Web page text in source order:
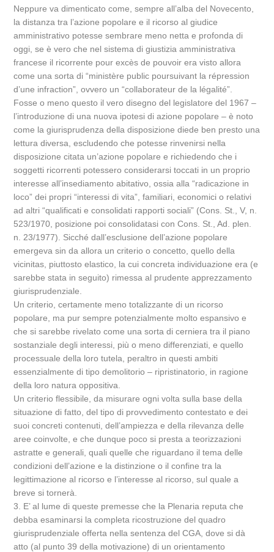
Neppure va dimenticato come, sempre all’alba del Novecento,
la distanza tra l’azione popolare e il ricorso al giudice
amministrativo potesse sembrare meno netta e profonda di
oggi, se è vero che nel sistema di giustizia amministrativa
francese il ricorrente pour excès de pouvoir era visto allora
come una sorta di “ministère public poursuivant la répression
d’une infraction”, ovvero un “collaborateur de la légalité”.
Fosse o meno questo il vero disegno del legislatore del 1967 –
l’introduzione di una nuova ipotesi di azione popolare – è noto
come la giurisprudenza della disposizione diede ben presto una
lettura diversa, escludendo che potesse rinvenirsi nella
disposizione citata un’azione popolare e richiedendo che i
soggetti ricorrenti potessero considerarsi toccati in un proprio
interesse all’insediamento abitativo, ossia alla “radicazione in
loco” dei propri “interessi di vita”, familiari, economici o relativi
ad altri “qualificati e consolidati rapporti sociali” (Cons. St., V, n.
523/1970, posizione poi consolidatasi con Cons. St., Ad. plen.
n. 23/1977). Sicché dall’esclusione dell’azione popolare
emergeva sin da allora un criterio o concetto, quello della
vicinitas, piuttosto elastico, la cui concreta individuazione era (e
sarebbe stata in seguito) rimessa al prudente apprezzamento
giurisprudenziale.
Un criterio, certamente meno totalizzante di un ricorso
popolare, ma pur sempre potenzialmente molto espansivo e
che si sarebbe rivelato come una sorta di cerniera tra il piano
sostanziale degli interessi, più o meno differenziati, e quello
processuale della loro tutela, peraltro in questi ambiti
essenzialmente di tipo demolitorio – ripristinatorio, in ragione
della loro natura oppositiva.
Un criterio flessibile, da misurare ogni volta sulla base della
situazione di fatto, del tipo di provvedimento contestato e dei
suoi concreti contenuti, dell’ampiezza e della rilevanza delle
aree coinvolte, e che dunque poco si presta a teorizzazioni
astratte e generali, quali quelle che riguardano il tema delle
condizioni dell’azione e la distinzione o il confine tra la
legittimazione al ricorso e l’interesse al ricorso, sul quale a
breve si tornerà.
3. E’ al lume di queste premesse che la Plenaria reputa che
debba esaminarsi la completa ricostruzione del quadro
giurisprudenziale offerta nella sentenza del CGA, dove si dà
atto (al punto 39 della motivazione) di un orientamento